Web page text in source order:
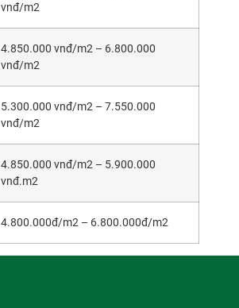
vnđ/m2
4.850.000 vnđ/m2 – 6.800.000
vnđ/m2
5.300.000 vnđ/m2 – 7.550.000
vnđ/m2
4.850.000 vnđ/m2 – 5.900.000
vnđ.m2
4.800.000đ/m2 – 6.800.000đ/m2